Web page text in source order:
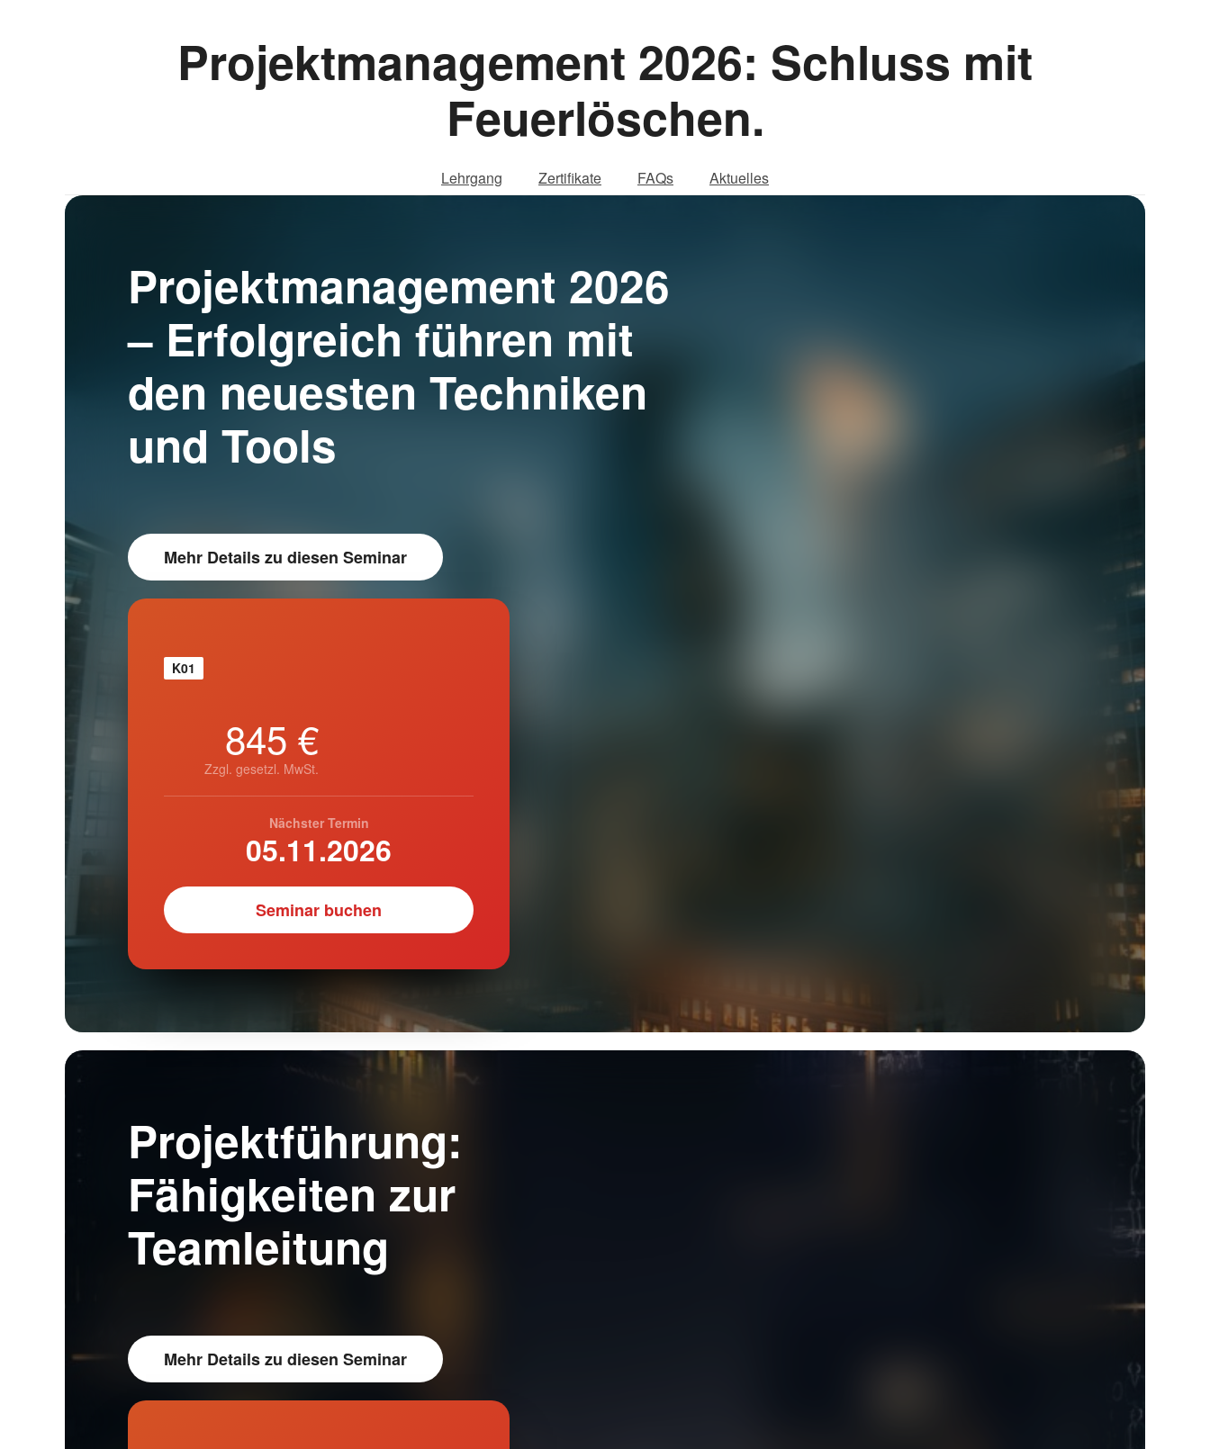
Projektmanagement 2026: Schluss mit
Feuerlöschen.
Lehrgang Zertifikate FAQs Aktuelles
Projektmanagement 2026
– Erfolgreich führen mit
den neuesten Techniken
und Tools
Mehr Detailszu diesen Seminar
K01
845 €
Zzgl. gesetzl. MwSt.
Nächster Termin
05.11.2026
Seminar buchen
Projektführung:
Fähigkeiten zur
Teamleitung
Mehr Detailszu diesen Seminar